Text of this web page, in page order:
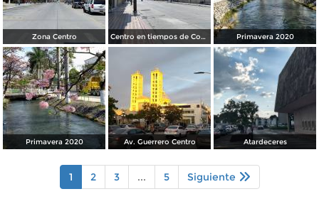
Zona Centro Centro en tiempos de Covid19 Primavera 2020
Primavera 2020 Av. Guerrero Centro Atardeceres
1 2 3 ... 5 Siguiente